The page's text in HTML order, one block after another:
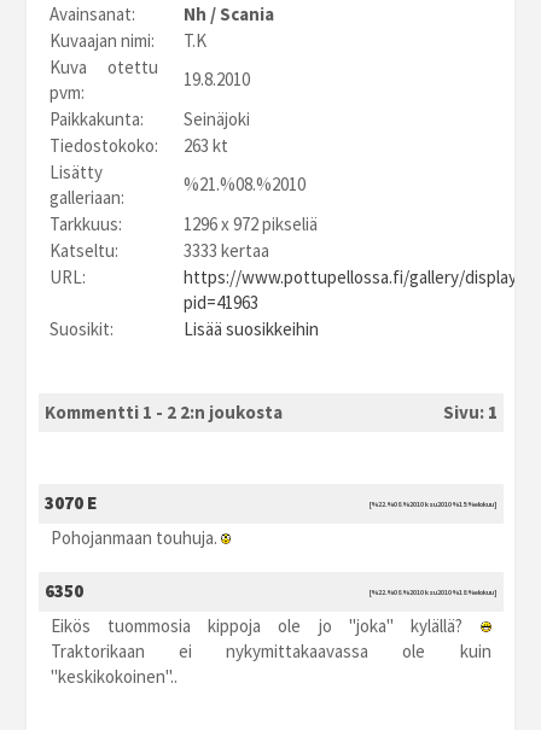
Avainsanat:
Nh /Scania
Kuvaajan nimi:
T.K
Kuva otettu
pvm:
19.8.2010
Paikkakunta:
Seinäjoki
Tiedostokoko:
263 kt
Lisätty
galleriaan:
%21.%08.%2010
Tarkkuus:
1296 x 972 pikseliä
Katseltu:
3333 kertaa
URL:
https://www.pottupellossa.fi/gallery/
pid=41963
Suosikit:
Lisää suosikkeihin
Kommentti 1 - 2 2:n joukosta Sivu: 1
3070 E [%22.%08.%2010 ksu2010 %15:%elokuu]
Pohojanmaan touhuja.
6350 [%22.%08.%2010 ksu2010 %18:%elokuu]
Eikös tuommosia kippoja ole jo "joka" kylällä?
Traktorikaan ei nykymittakaavassa ole kuin
"keskikokoinen"..